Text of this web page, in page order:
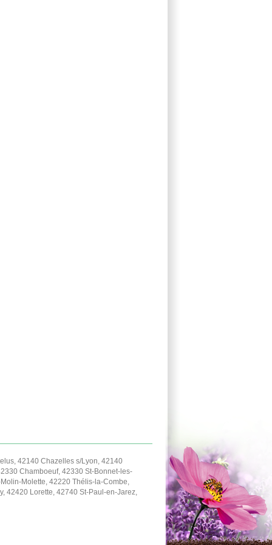
42140 Chazelles s/Lyon, 42140
Chamboeuf, 42330 St-Bonnet-les-
Molette, 42220 Thélis-la-Combe,
42420 Lorette, 42740 St-Paul-en-Jarez,